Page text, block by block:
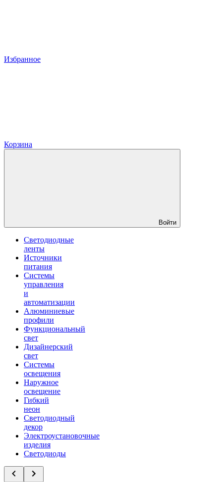
Избранное
Корзина
Войти
Светодиодные
ленты
Источники
питания
Системы
управления
и
автоматизации
Алюминиевые
профили
Функциональный
свет
Дизайнерский
свет
Системы
освещения
Наружное
освещение
Гибкий
неон
Светодиодный
декор
Электроустановочные
изделия
Светодиоды